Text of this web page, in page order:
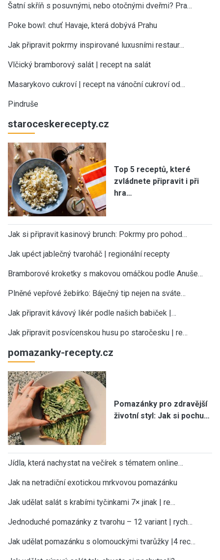
Šatní skříň s posuvnými, nebo otočnými dveřmi? Pra…
Poke bowl: chuť Havaje, která dobývá Prahu
Jak připravit pokrmy inspirované luxusními restaur…
Vlčický bramborový salát | recept na salát
Masarykovo cukroví | recept na vánoční cukroví od…
Pindruše
staroceskerecepty.cz
Top 5 receptů, které
zvládnete připravit i při
hra…
Jak si připravit kasinový brunch: Pokrmy pro pohod…
Jak upéct jablečný tvaroháč | regionální recepty
Bramborové kroketky s makovou omáčkou podle Anuše…
Plněné vepřové žebírko: Báječný tip nejen na sváte…
Jak připravit kávový likér podle našich babiček |…
Jak připravit posvícenskou husu po staročesku | re…
pomazanky-recepty.cz
Pomazánky pro zdravější
životní styl: Jak si pochu…
Jídla, která nachystat na večírek s tématem online…
Jak na netradiční exotickou mrkvovou pomazánku
Jak udělat salát s krabími tyčinkami 7× jinak | re…
Jednoduché pomazánky z tvarohu – 12 variant | rych…
Jak udělat pomazánku s olomouckými tvarůžky |4 rec…